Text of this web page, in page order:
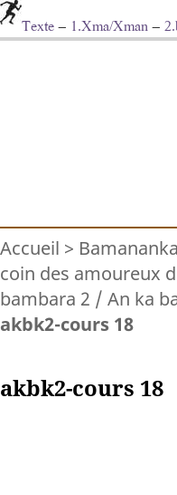
Accueil >
coin des amoureux
bambara 2 / An ka
akbk2-cours 18
akbk2-cours 18
Texte– 1.Xma/Xman–
diya Y ye–6.sɔ̀rɔ kà V–